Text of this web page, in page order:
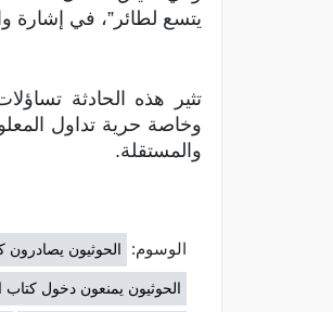
يتسع لطائر”، في
تثير هذه الحادثة
وخاصة حرية تداول
والمستقلة.
الوسوم: الحوثيون
الحوثيون يمنعون دخول